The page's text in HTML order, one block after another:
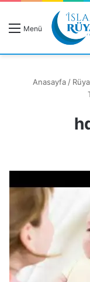
Menü
Anasayfa /